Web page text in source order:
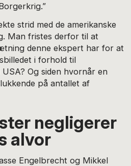
strid med de amerikanske
Man fristes derfor til at
denne ekspert har for at
i forhold til
Og siden hvornår en
på antallet af
negligerer
alvor
Engelbrecht og Mikkel